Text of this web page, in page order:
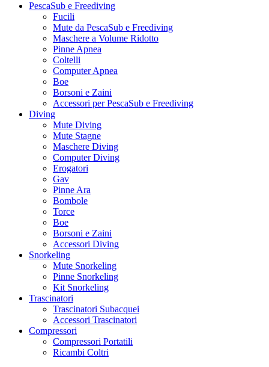
PescaSub e Freediving
Fucili
Mute da PescaSub e Freediving
Maschere a Volume Ridotto
Pinne Apnea
Coltelli
Computer Apnea
Boe
Borsoni e Zaini
Accessori per PescaSub e Freediving
Diving
Mute Diving
Mute Stagne
Maschere Diving
Computer Diving
Erogatori
Gav
Pinne Ara
Bombole
Torce
Boe
Borsoni e Zaini
Accessori Diving
Snorkeling
Mute Snorkeling
Pinne Snorkeling
Kit Snorkeling
Trascinatori
Trascinatori Subacquei
Accessori Trascinatori
Compressori
Compressori Portatili
Ricambi Coltri